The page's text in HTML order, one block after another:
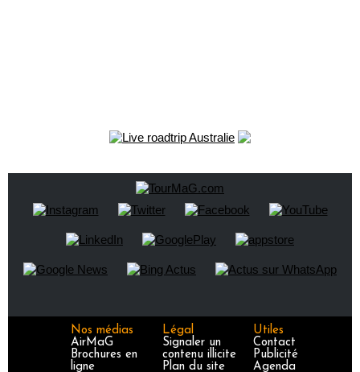
Nos médias
AirMaG
Brochures en
ligne
Légal
Signaler un
contenu illicite
Plan du site
Utiles
Contact
Publicité
Agenda